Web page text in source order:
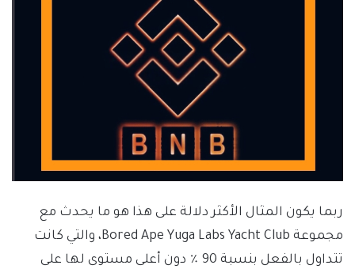
ربما يكون المثال الأكثر دلالة على هذا هو ما يحدث مع
مجموعة Bored Ape Yuga Labs Yacht Club، والتي كانت
تتداول بالفعل بنسبة 90 ٪ دون أعلى مستوى لها على